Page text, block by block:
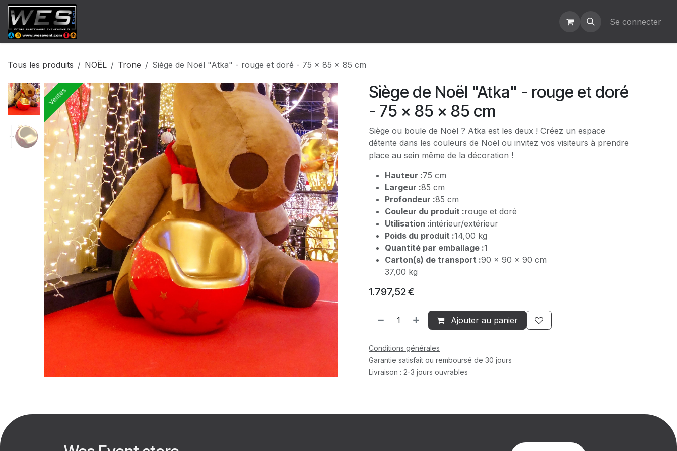
Se rendre au contenu
Se connecter
Tous les produits NOËL Trone Siège de Noël "Atka" - rouge et doré - 75 x 85 x 85 cm
Ventes
Ventes
Siège de Noël "Atka" - rouge et doré
- 75 x 85 x 85 cm
Siège ou boule de Noël ? Atka est les deux ! Créez un espace
détente dans les couleurs de Noël ou invitez vos visiteurs à prendre
place au sein même de la décoration !
Hauteur :75 cm
Largeur :85 cm
Profondeur :85 cm
Couleur du produit :rouge et doré
Utilisation :intérieur/extérieur
Poids du produit :14,00 kg
Quantité par emballage :1
Carton(s) de transport :90 x 90 x 90 cm
37,00 kg
1.797,52€
Ajouter au panier
Conditions générales
Garantie satisfait ou remboursé de 30 jours
Livraison : 2-3 jours ouvrables